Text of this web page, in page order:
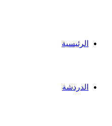
الرئيسية
الدردشة